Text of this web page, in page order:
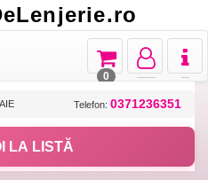
Toggle
Toggle
navigation
Toggle
navigation
0
Telefon: 0371236351
LA LISTĂ